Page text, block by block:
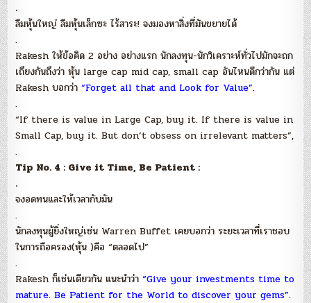
.
ลืมหุ้นใหญ่ ลืมหุ้นเล็กซะ ไร้สาระ! จงมองหาสิ่งที่มันขยายได้
.
Rakesh ให้ข้อคิด 2 อย่าง อย่างแรก นักลงทุน-นักวิเคราะห์ทั่วไปมักจะถก
เถึยงกันถึงว่า หุ้น large cap mid cap, small cap อันไหนดีกว่ากัน แต่
Rakesh บอกว่า “Forget all that and Look for Value”.
.
“If there is value in Large Cap, buy it. If there is value in
Small Cap, buy it. But don’t obsess on irrelevant matters”,
.
Tip No. 4 : Give it Time, Be Patient :
.
จงอดทนและให้เวลากับมัน
.
นักลงทุนผู้ยิ่งใหญ่เช่น Warren Buffet เคยบอกว่า ระยะเวลาที่เราชอบ
ในการถือครอง(หุ้น )คือ “ตลอดไป”
.
Rakesh ก็เช่นเดียวกัน แนะนำว่า“Give your investments time to
mature. Be Patient for the World to discover your gems”.